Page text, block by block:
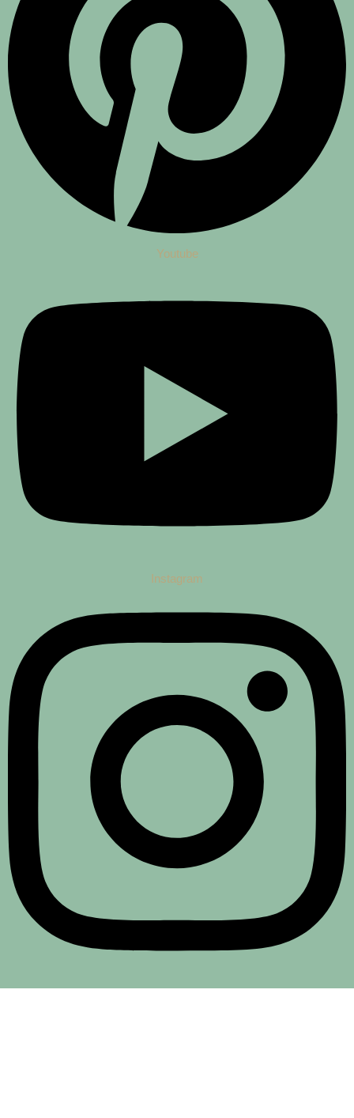
Youtube
Instagram